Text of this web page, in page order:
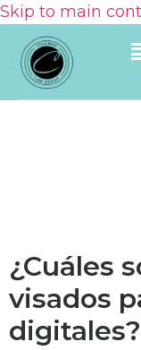
Skip to main
¿Cuáles
visados
digitales?